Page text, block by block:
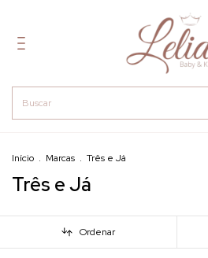
Início . Marcas . Três e Já
Três e Já
Ordenar